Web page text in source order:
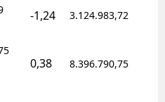
-1,24 3.124.983,72
0,38 8.396.790,75